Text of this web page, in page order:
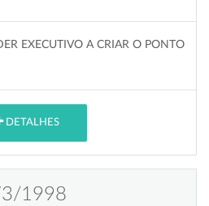
EXECUTIVO A CRIAR O PONTO
DETALHES
1998